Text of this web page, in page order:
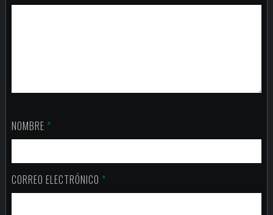
NOMBRE *
CORREO ELECTRÓNICO *